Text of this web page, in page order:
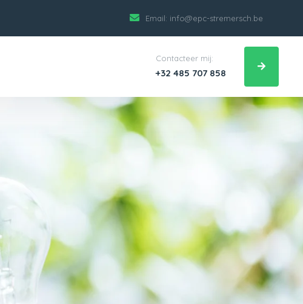
Email: info@epc-stremersch.be
Contacteer mij:
+32 485 707 858